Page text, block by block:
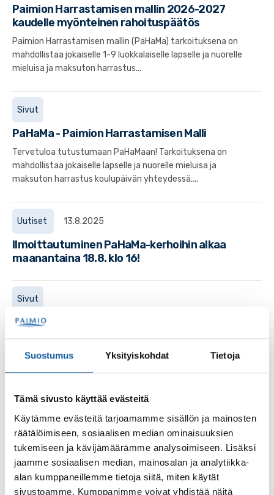
Suostumus Yksityiskohdat Tietoja
Tämä sivusto käyttää evästeitä
Käytämme evästeitä tarjoamamme sisällön ja mainosten
räätälöimiseen, sosiaalisen median ominaisuuksien
tukemiseen ja kävijämäärämme analysoimiseen. Lisäksi
jaamme sosiaalisen median, mainosalan ja analytiikka-
alan kumppaneillemme tietoja siitä, miten käytät
sivustoamme. Kumppanimme voivat yhdistää näitä
Paimion Harrastamisen mallin 2026-2027
kaudelle myönteinen rahoituspäätös
Paimion Harrastamisen mallin (PaHaMa) tarkoituksena on
mahdollistaa jokaiselle 1-9 luokkalaiselle lapselle ja nuorelle
mieluisa ja maksuton harrastus...
Sivut
PaHaMa - Paimion Harrastamisen Malli
Tervetuloa tutustumaan PaHaMaan! Tarkoituksena on
mahdollistaa jokaiselle lapselle ja nuorelle mieluisa ja
maksuton harrastus koulupäivän yhteydessä....
Uutiset 13.8.2025
Ilmoittautuminen PaHaMa-kerhoihin alkaa
maanantaina 18.8. klo 16!
Sivut
Harrastusresepti
Paimio 700 -juhlavuoteen liittyen paimiolaisille - asukkaille,
yrityksille, yhdistyksille ja muille toimijoille - on osoitettu
aktivoivia haasteita. Keskeiset...
Uutiset 15.12.2025